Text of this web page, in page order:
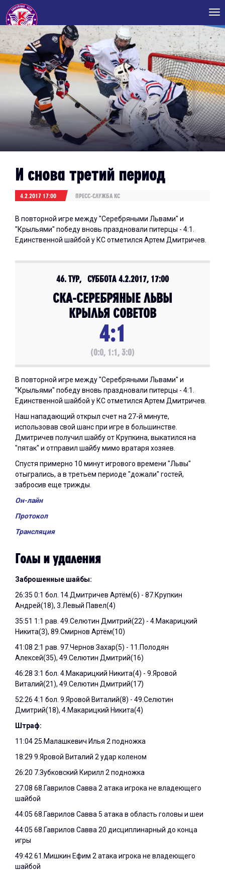
И снова третий период
4.2.2017 17:00 ПРЕСС-СЛУЖБА КС
В повторной игре между "Серебряными Львами" и
"Крыльями" победу вновь праздновали питерцы - 4:1.
Единственной шайбой у КС отметился Артем Дмитричев.
46. ТУР, СУББОТА 4.2.2017, 17:00
СКА-СЕРЕБРЯНЫЕ ЛЬВЫ
КРЫЛЬЯ СОВЕТОВ
4:1
(0:0, 1:1, 3:0)
В повторной игре между "Серебряными Львами" и
"Крыльями" победу вновь праздновали питерцы - 4:1.
Единственной шайбой у КС отметился Артем Дмитричев.
Наш нападающий открыл счет на 27-й минуте,
использовав свой шанс при игре в большинстве.
Дмитричев получил шайбу от Крупкина, выкатился на
"пятак" и отправил шайбу мимо вратаря хозяев.
Спустя примерно 10 минут игрового времени "Львы"
отыгрались, а в третьем периоде "дожали" гостей,
забросив еще трижды.
Он-лайн
Протокол
Трансляция
Голы и удаления
Заброшенные шайбы:
26:35 0:1 бол. 14.Дмитричев Артём(6) - 87.Крупкин
Андрей(18), 3.Левый Павел(4)
35:51 1:1 рав. 49.Селютин Дмитрий(22) - 4.Макарицкий
Никита(3), 89.Смирнов Артём(10)
41:08 2:1 рав. 97.Чернов Захар(5) - 11.Полодян
Алексей(35), 49.Селютин Дмитрий(16)
46:28 3:1 бол. 4.Макарицкий Никита(4) - 9.Яровой
Виталий(21), 49.Селютин Дмитрий(17)
52:26 4:1 бол. 9.Яровой Виталий(8) - 49.Селютин
Дмитрий(18), 4.Макарицкий Никита(4)
Штраф:
11:04 25.Малашкевич Илья 2 подножка
18:29 9.Яровой Виталий 2 удар коленом
26:20 7.Зубковский Кирилл 2 подножка
27:08 68.Гаврилов Савва 2 атака игрока не владеющего
шайбой
44:05 68.Гаврилов Савва 5 атака в область головы и шеи
44:05 68.Гаврилов Савва 20 дисциплинарный до конца
игры
49:42 61.Мишкин Ефим 2 атака игрока не владеющего
шайбой